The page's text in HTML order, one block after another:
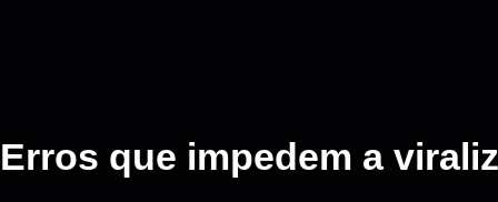
Erros que impedem a